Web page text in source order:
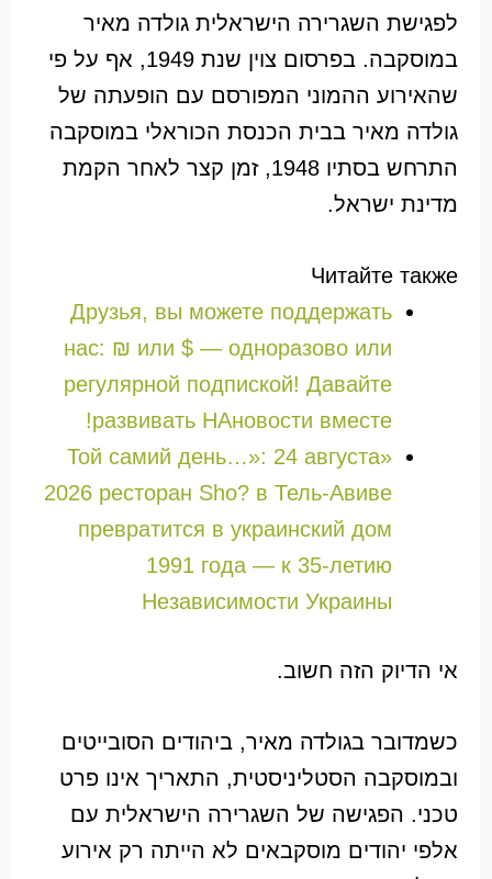
לפגישת השגרירה הישראלית גולדה מאיר
במוסקבה. בפרסום צוין שנת 1949, אף על פי
שהאירוע ההמוני המפורסם עם הופעתה של
גולדה מאיר בבית הכנסת הכוראלי במוסקבה
התרחש בסתיו 1948, זמן קצר לאחר הקמת
מדינת ישראל.
Читайте также
Друзья, вы можете поддержать
нас: ₪ или $ — одноразово или
регулярной подпиской! Давайте
развивать НАновости вместе!
«Той самий день…»: 24 августа
2026 ресторан Sho? в Тель-Авиве
превратится в украинский дом
1991 года — к 35-летию
Независимости Украины
אי הדיוק הזה חשוב.
כשמדובר בגולדה מאיר, ביהודים הסובייטים
ובמוסקבה הסטליניסטית, התאריך אינו פרט
טכני. הפגישה של השגרירה הישראלית עם
אלפי יהודים מוסקבאים לא הייתה רק אירוע